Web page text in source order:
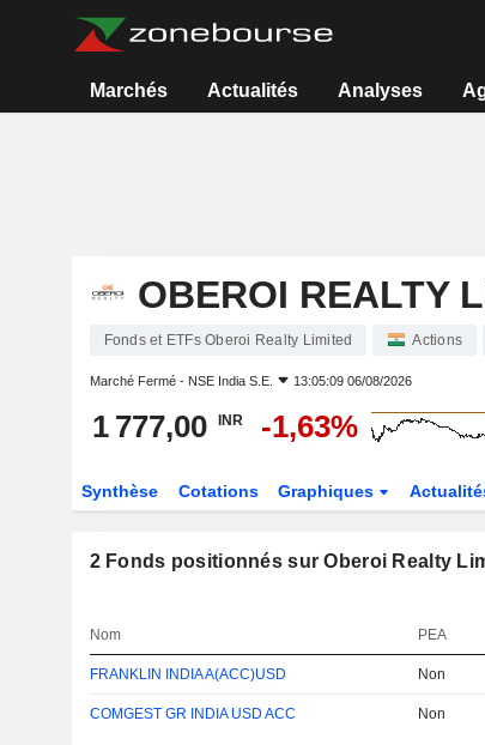
Marchés Actualités Analyses
OBEROI REALTY
Fonds et ETFs Oberoi Realty Limited Actions
Marché Fermé - NSE India S.E. 13:05:09 06/08/2026
1 777,00 INR -1,63%
Synthèse Cotations Graphiques
2Fonds positionnés sur Oberoi Realty
Nom PEA
FRANKLIN INDIA A(ACC)USD Non
COMGEST GR INDIA USD ACC Non